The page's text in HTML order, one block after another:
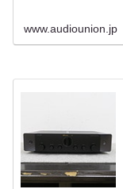
www.audiounion.jp